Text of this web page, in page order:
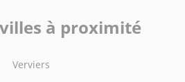
à proximité
Verviers